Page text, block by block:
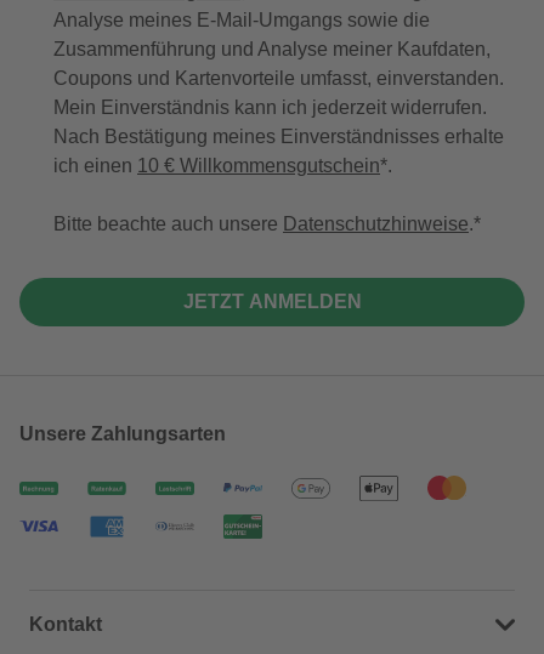
Analyse meines E-Mail-Umgangs sowie die
Zusammenführung und Analyse meiner Kaufdaten,
Coupons und Kartenvorteile umfasst, einverstanden.
Mein Einverständnis kann ich jederzeit widerrufen.
Nach Bestätigung meines Einverständnisses erhalte
ich einen 10 € Willkommensgutschein*.
Bitte beachte auch unsere Datenschutzhinweise.
JETZT ANMELDEN
Unsere Zahlungsarten
Kontakt